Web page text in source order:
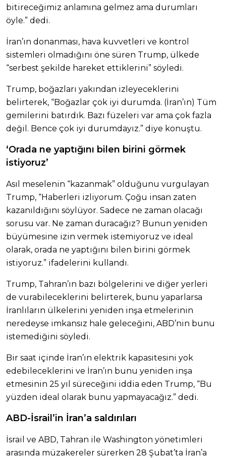
bitireceğimiz anlamına gelmez ama durumları
öyle.” dedi.
İran’ın donanması, hava kuvvetleri ve kontrol
sistemleri olmadığını öne süren Trump, ülkede
“serbest şekilde hareket ettiklerini” söyledi.
Trump, boğazları yakından izleyeceklerini
belirterek, “Boğazlar çok iyi durumda. (İran’ın) Tüm
gemilerini batırdık. Bazı füzeleri var ama çok fazla
değil. Bence çok iyi durumdayız.” diye konuştu.
‘Orada ne yaptığını bilen birini görmek
istiyoruz’
Asıl meselenin “kazanmak” olduğunu vurgulayan
Trump, “Haberleri izliyorum. Çoğu insan zaten
kazanıldığını söylüyor. Sadece ne zaman olacağı
sorusu var. Ne zaman duracağız? Bunun yeniden
büyümesine izin vermek istemiyoruz ve ideal
olarak, orada ne yaptığını bilen birini görmek
istiyoruz.” ifadelerini kullandı.
Trump, Tahran’ın bazı bölgelerini ve diğer yerleri
de vurabileceklerini belirterek, bunu yaparlarsa
İranlıların ülkelerini yeniden inşa etmelerinin
neredeyse imkansız hale geleceğini, ABD’nin bunu
istemediğini söyledi.
Bir saat içinde İran’ın elektrik kapasitesini yok
edebileceklerini ve İran’ın bunu yeniden inşa
etmesinin 25 yıl süreceğini iddia eden Trump, “Bu
yüzden ideal olarak bunu yapmayacağız.” dedi.
ABD-İsrail’in İran’a saldırıları
İsrail ve ABD, Tahran ile Washington yönetimleri
arasında müzakereler sürerken 28 Şubat’ta İran’a